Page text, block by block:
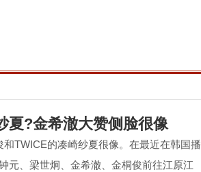
夏?金希澈大赞侧脸很像
TWICE的凑崎纱夏很像。在最近在韩国播
元、梁世炯、金希澈、金桐俊前往江原江